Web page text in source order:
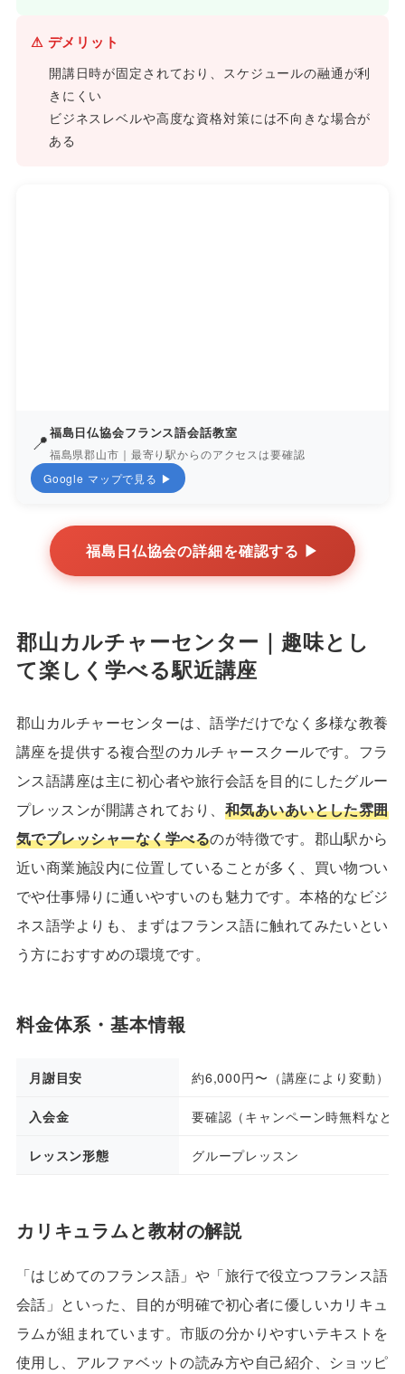
⚠ デメリット
開講日時が固定されており、スケジュールの融通が利
きにくい
ビジネスレベルや高度な資格対策には不向きな場合が
ある
📍福島日仏協会フランス語会話教室
福島県郡山市｜最寄り駅からのアクセスは要確認
Google マップで見る ▶
福島日仏協会の詳細を確認する ▶
郡山カルチャーセンター｜趣味とし
て楽しく学べる駅近講座
郡山カルチャーセンターは、語学だけでなく多様な教養
講座を提供する複合型のカルチャースクールです。フラ
ンス語講座は主に初心者や旅行会話を目的にしたグルー
プレッスンが開講されており、 和気あいあいとした雰囲
気でプレッシャーなく学べるのが特徴です。郡山駅から
近い商業施設内に位置していることが多く、買い物つい
でや仕事帰りに通いやすいのも魅力です。本格的なビジ
ネス語学よりも、まずはフランス語に触れてみたいとい
う方におすすめの環境です。
料金体系・基本情報
月謝目安 約6,000円〜（講座により変動）
入会金 要確認（キャンペーン時無料など
レッスン形態 グループレッスン
カリキュラムと教材の解説
「はじめてのフランス語」や「旅行で役立つフランス語
会話」といった、目的が明確で初心者に優しいカリキュ
ラムが組まれています。市販の分かりやすいテキストを
使用し、アルファベットの読み方や自己紹介、ショッピ